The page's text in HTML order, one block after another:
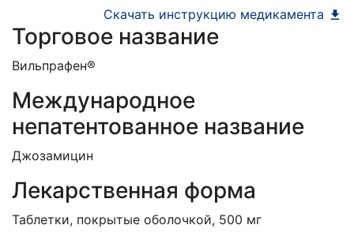
Скачать инструкцию медикамента
Торговое название
Вильпрафен®
Международное
непатентованное название
Джозамицин
Лекарственная форма
Таблетки, покрытые оболочкой, 500 мг